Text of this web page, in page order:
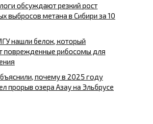
обсуждают резкий рост
выбросов метана в Сибири за 10
нашли белок, который
поврежденные рибосомы для
почему в 2025 году
прорыв озера Азау на Эльбрусе